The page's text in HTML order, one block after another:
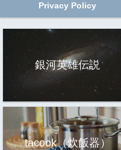
Privacy Policy
銀河英雄伝説
tacook（炊飯器）